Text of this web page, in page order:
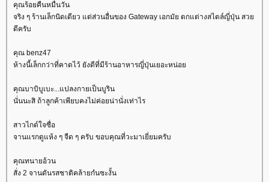
คุณร้อยคืนหมื่นวัน
จริง ๆ ร้านเล็กนิดเดียว แต่ส่วนอื่นของ Gateway เอกมัย ตกแต่างสไตล์ญี่ปุ่น สว
ดีครับ
คุณ benz47
ห้างนี้เล็กกว่าที่คาดไว้ ยังดีที่มีร้านอาหารญี่ปุ่นเยอะหน่อ
คุณบาบิบูเบะ...แปลงกายเป็นบูริน
นั่นนะสิ ถ้าลูกค้าเพียบคงไม่ค่อยน่านั่งเท่าไร
สาวไกด์ใจซื่อ
จานแรกดูแห้ง ๆ จืด ๆ ครับ ขอบคุณที่วะมาเยี่ยมครับ
คุณทนายอ้วน
สั่ง 2 จานดันรสชาติคล้ายกํนซะงั้น